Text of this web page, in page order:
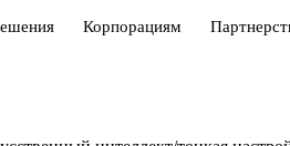
Корпорациям